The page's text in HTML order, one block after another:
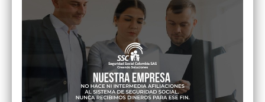
ENTRADAS RECIENTES
Acción persuasiva de la UGPP por correo: ¿Cómo responder
correctamente en 2026?
Fondos de pensiones y hueco fiscal 2026: El análisis de Rodrigo